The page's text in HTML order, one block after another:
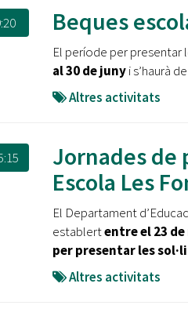
Beques
El període per presentar
al 30 de junyi s’haurà
Altres activitats
Jornades de
Escola Les
El Departament
establertentre el 23 de
per presentar les
Altres activitats